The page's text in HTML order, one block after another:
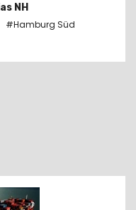
NH
#Hamburg Süd